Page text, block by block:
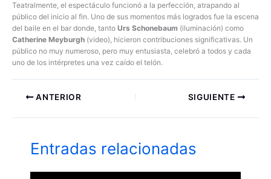
Teatralmente, el espectáculo funcionó a la perfección, atrapando al
público del inicio al fin. Uno de sus momentos más logrados fue la escena
del baile en el bar donde, tanto Urs Schonebaum (iluminación) como
Catherine Meyburgh (video), hicieron contribuciones significativas. Un
público no muy numeroso, pero muy entusiasta, celebró a todos y cada
uno de los intérpretes una vez caído el telón.
ANTERIOR SIGUIENTE
Entradas relacionadas